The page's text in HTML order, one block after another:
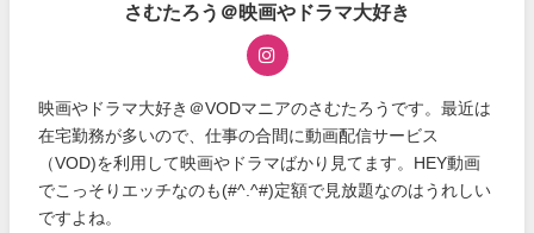
さむたろう＠映画やドラマ大好き
映画やドラマ大好き＠VODマニアのさむたろうです。最近は
在宅勤務が多いので、仕事の合間に動画配信サービス
（VOD)を利用して映画やドラマばかり見てます。HEY動画
でこっそりエッチなのも(#^.^#)定額で見放題なのはうれしい
ですよね。